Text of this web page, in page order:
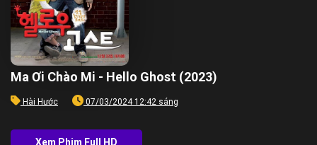
Ma Ơi Chào Mi - Hello Ghost (2023)
Hài Hước 07/03/2024 12:42 sáng